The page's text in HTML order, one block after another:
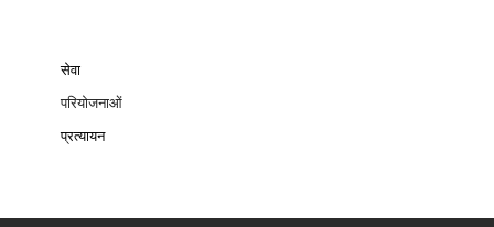
सेवा
परियोजनाओं
प्रत्‍यायन